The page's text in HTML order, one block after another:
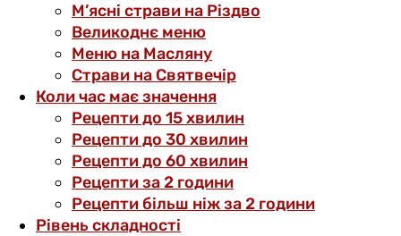
М’ясні страви на Різдво
Великоднє меню
Меню на Масляну
Страви на Святвечір
Коли час має значення
Рецепти до 15 хвилин
Рецепти до 30 хвилин
Рецепти до 60 хвилин
Рецепти за 2 години
Рецепти більш ніж за 2 години
Рівень складності